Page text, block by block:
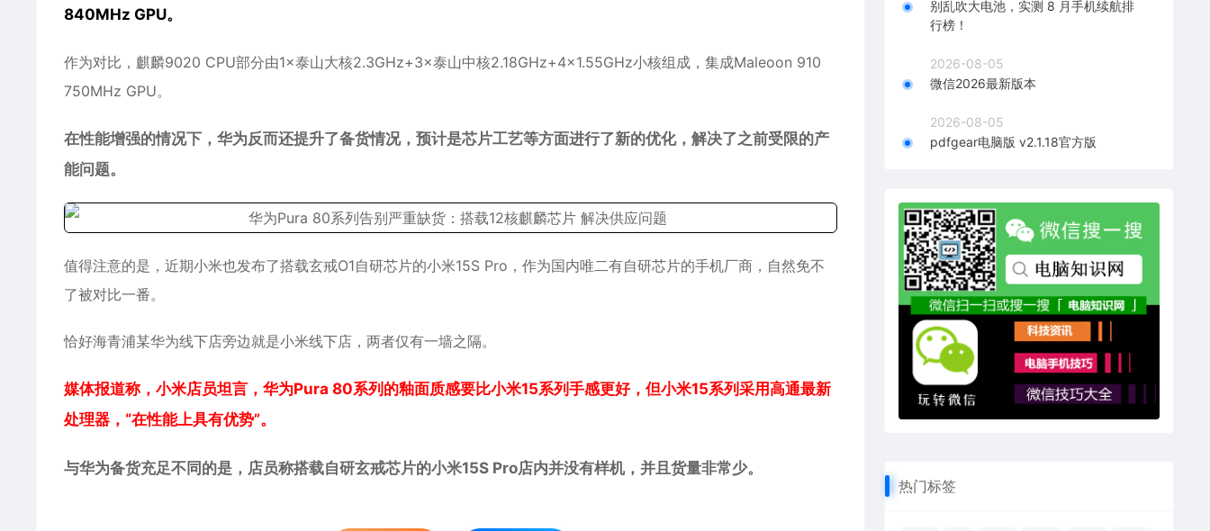
840MHz GPU。
作为对比，麒麟9020 CPU部分由1×泰山大核2.3GHz+3×泰山中核2.18GHz+4×1.55GHz小核组成，集成Maleoon 910
750MHz GPU。
在性能增强的情况下，华为反而还提升了备货情况，预计是芯片工艺等方面进行了新的优化，解决了之前受限的产
能问题。
值得注意的是，近期小米也发布了搭载玄戒O1自研芯片的小米15S Pro，作为国内唯二有自研芯片的手机厂商，自然免不
了被对比一番。
恰好海青浦某华为线下店旁边就是小米线下店，两者仅有一墙之隔。
媒体报道称，小米店员坦言，华为Pura 80系列的釉面质感要比小米15系列手感更好，但小米15系列采用高通最新
处理器，“在性能上具有优势”。
与华为备货充足不同的是，店员称搭载自研玄戒芯片的小米15S Pro店内并没有样机，并且货量非常少。
别乱吹大电池，实测 8 月手机续航排
行榜！
2026-08-05
微信2026最新版本
2026-08-05
pdfgear电脑版 v2.1.18官方版
热门标签